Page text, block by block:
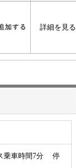
詳細を見る
車時間7分 停